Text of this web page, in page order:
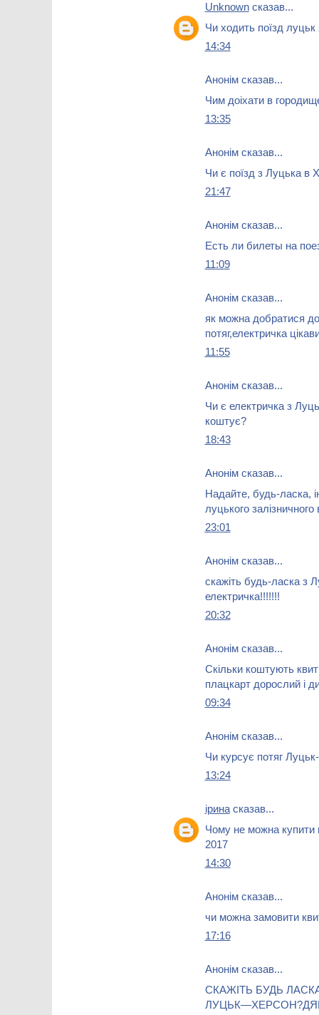
Unknownсказав...
Чи ходить поїзд
14:34
Анонім сказав...
Чим доіхати в
13:35
Анонім сказав...
Чи є поїзд з Луцька в
21:47
Анонім сказав...
Есть ли билеты на
11:09
Анонім сказав...
як можна добратися
потяг,електричка
11:55
Анонім сказав...
Чи є електричка з
коштує?
18:43
Анонім сказав...
Надайте, будь-ласка,
луцького залізничного
23:01
Анонім сказав...
скажіть будь-ласка з
електричка!!!!!!!
20:32
Анонім сказав...
Скільки коштують
плацкарт дорослий і
09:34
Анонім сказав...
Чи курсує потяг
13:24
іринасказав...
Чому не можна купити
2017
14:30
Анонім сказав...
чи можна замовити
17:16
Анонім сказав...
СКАЖІТЬ БУДЬ